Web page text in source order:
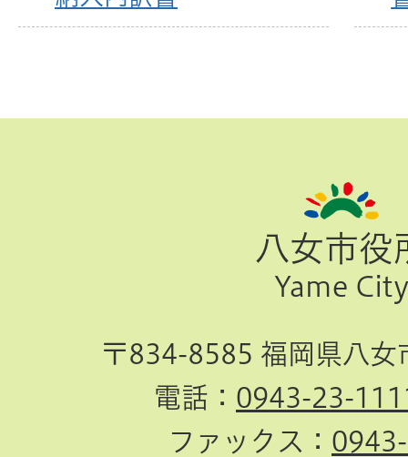
八女市役
Yame City
〒834-8585 福岡県八女
電話： 0943-23-
ファックス：